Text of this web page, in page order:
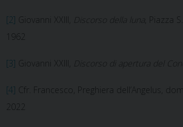
[2] Giovanni XXIII,
, Piazza
1962
[3] Giovanni XXIII,
[4] Cfr. Francesco, Preghiera dell’Angelus,